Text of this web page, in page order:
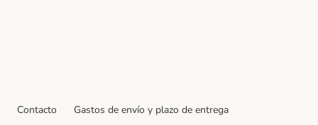
Contacto
Gastos de envío y plazo de entrega